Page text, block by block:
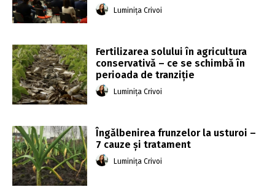
Luminița Crivoi
Fertilizarea solului în agricultura
conservativă – ce se schimbă în
perioada de tranziție
Luminița Crivoi
Îngălbenirea frunzelor la usturoi –
7 cauze și tratament
Luminița Crivoi